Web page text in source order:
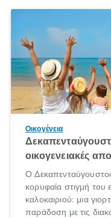
Οικογένεια
οικογενειακές
Ο
κορυφαία στιγμή του
καλοκαιριού: μια
παράδοση με τις